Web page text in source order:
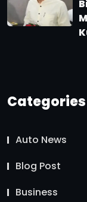
Categories
Auto News
Blog Post
Business